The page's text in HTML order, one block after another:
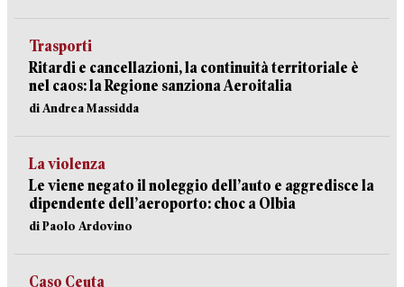
Trasporti
Ritardi e cancellazioni, la continuità territoriale è
nel caos: la Regione sanziona Aeroitalia
di Andrea Massidda
La violenza
Le viene negato il noleggio dell’auto e aggredisce la
dipendente dell’aeroporto: choc a Olbia
di Paolo Ardovino
Caso Ceuta